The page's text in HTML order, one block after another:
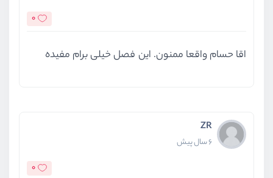
0
اقا حسام واقعا ممنون. این فصل خیلی برام مفیده
ZR
6 سال پیش
0